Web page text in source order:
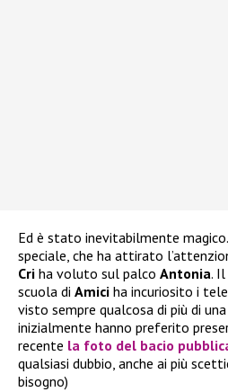
Ed è stato inevitabilmente
speciale, che ha attirato
Cri ha voluto sul palco Antonia.
scuola di Amici ha incuriosito i
visto sempre qualcosa di più di
inizialmente hanno preferito
recente la foto del bacio
qualsiasi dubbio, anche ai più
bisogno)